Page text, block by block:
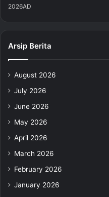
2026AD
Arsip Berita
August 2026
July 2026
June 2026
May 2026
April 2026
March 2026
February 2026
January 2026